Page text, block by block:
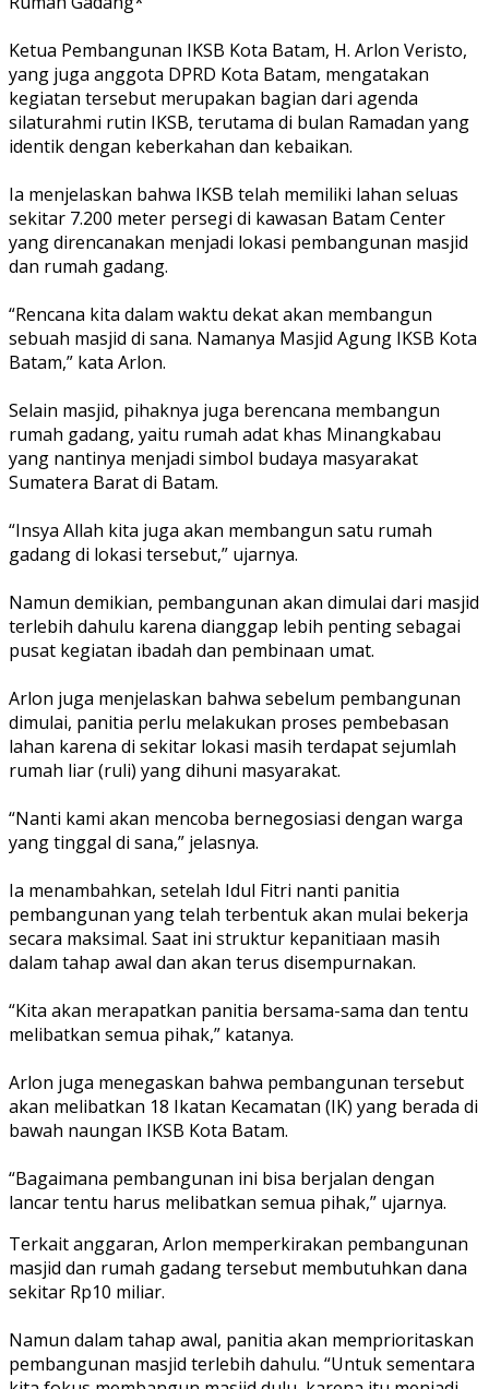
‎Ketua Pembangunan IKSB Kota Batam, H. Arlon Veristo,
yang juga anggota DPRD Kota Batam, mengatakan
kegiatan tersebut merupakan bagian dari agenda
silaturahmi rutin IKSB, terutama di bulan Ramadan yang
identik dengan keberkahan dan kebaikan.
‎Ia menjelaskan bahwa IKSB telah memiliki lahan seluas
sekitar 7.200 meter persegi di kawasan Batam Center
yang direncanakan menjadi lokasi pembangunan masjid
dan rumah gadang.
‎“Rencana kita dalam waktu dekat akan membangun
sebuah masjid di sana. Namanya Masjid Agung IKSB Kota
Batam,” kata Arlon.
‎Selain masjid, pihaknya juga berencana membangun
rumah gadang, yaitu rumah adat khas Minangkabau
yang nantinya menjadi simbol budaya masyarakat
Sumatera Barat di Batam.
‎“Insya Allah kita juga akan membangun satu rumah
gadang di lokasi tersebut,” ujarnya.
‎Namun demikian, pembangunan akan dimulai dari masjid
terlebih dahulu karena dianggap lebih penting sebagai
pusat kegiatan ibadah dan pembinaan umat.
‎Arlon juga menjelaskan bahwa sebelum pembangunan
dimulai, panitia perlu melakukan proses pembebasan
lahan karena di sekitar lokasi masih terdapat sejumlah
rumah liar (ruli) yang dihuni masyarakat.
‎“Nanti kami akan mencoba bernegosiasi dengan warga
yang tinggal di sana,” jelasnya.
‎Ia menambahkan, setelah Idul Fitri nanti panitia
pembangunan yang telah terbentuk akan mulai bekerja
secara maksimal. Saat ini struktur kepanitiaan masih
dalam tahap awal dan akan terus disempurnakan.
‎“Kita akan merapatkan panitia bersama-sama dan tentu
melibatkan semua pihak,” katanya.
‎Arlon juga menegaskan bahwa pembangunan tersebut
akan melibatkan 18 Ikatan Kecamatan (IK) yang berada di
bawah naungan IKSB Kota Batam.
“Bagaimana pembangunan ini bisa berjalan dengan
lancar tentu harus melibatkan semua pihak,” ujarnya.
‎Terkait anggaran, Arlon memperkirakan pembangunan
masjid dan rumah gadang tersebut membutuhkan dana
sekitar Rp10 miliar.
‎Namun dalam tahap awal, panitia akan memprioritaskan
pembangunan masjid terlebih dahulu. “Untuk sementara